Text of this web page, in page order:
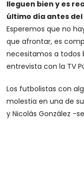
lleguen bien y es
último día antes
Esperemos que no
que afrontar, es
necesitamos a todos
entrevista con la TV
Los futbolistas con
molestia en una de
y Nicolás González -